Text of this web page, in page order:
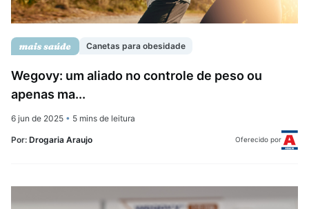
Canetas para obesidade
Wegovy: um aliado no controle de peso ou
apenas ma...
6 jun de 2025 • 5 mins de leitura
Por: Drogaria Araujo Oferecido por